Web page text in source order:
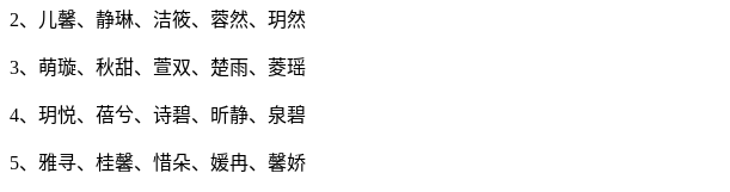
2、儿馨、静琳、洁筱、蓉然、玥然
3、萌璇、秋甜、萱双、楚雨、菱瑶
4、玥悦、蓓兮、诗碧、昕静、泉碧
5、雅寻、桂馨、惜朵、媛冉、馨娇